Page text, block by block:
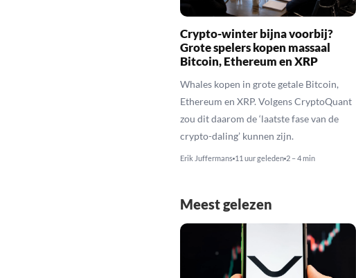
Crypto-winter bijna voorbij?
Grote spelers kopen massaal
Bitcoin, Ethereum en XRP
Whales kopen in grote getale Bitcoin,
Ethereum en XRP. Volgens CryptoQuant
zou dit daarom de ‘laatste fase van de
crypto-daling’ kunnen zijn.
Erik Juffermans 11 uur geleden 2 – 4 min
Meest gelezen